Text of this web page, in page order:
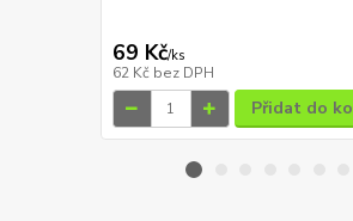
69 Kč/ks
62 Kč bez DPH
Přidat do